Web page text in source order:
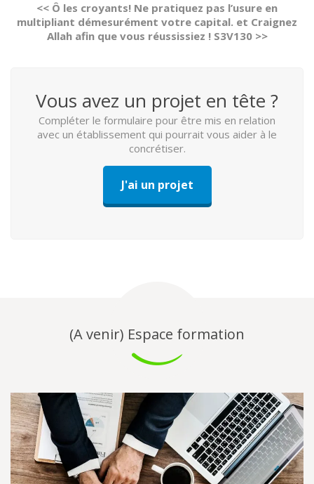
<< Ô les croyants! Ne pratiquez pas l’usure en
multipliant démesurément votre capital. et Craignez
Allah afin que vous réussissiez ! S3V130 >>
Vous avez un projet en tête ?
Compléter le formulaire pour être mis en relation
avec un établissement qui pourrait vous aider à le
concrétiser.
J'ai un projet
(A venir) Espace formation